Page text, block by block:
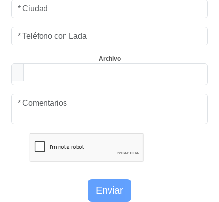
Archivo